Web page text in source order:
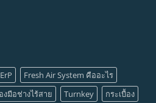
ErP
Fresh Air System คืออะไร
งมือช่างไร้สาย Turnkey
กระเบื้อง